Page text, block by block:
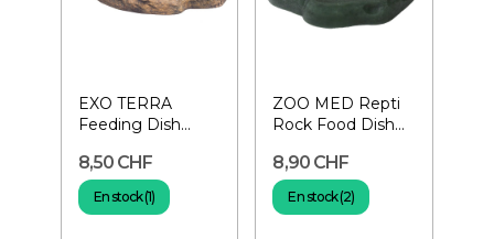
EXO TERRA
Feeding Dish
nourriture pour...
8,50 CHF
En stock (1)
ZOO MED Repti
Rock Food Dish
pour reptiles
8,90 CHF
En stock (2)